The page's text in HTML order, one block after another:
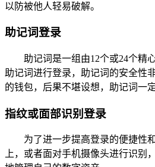
以防被他人轻易破解。
助记词登录
助记词是一组由12个或24个精
助记词进行登录，助记词的安全性
的钱包，后果不堪设想，助记词一
指纹或面部识别登录
为了进一步提高登录的便捷性
上，或者面对手机摄像头进行识别